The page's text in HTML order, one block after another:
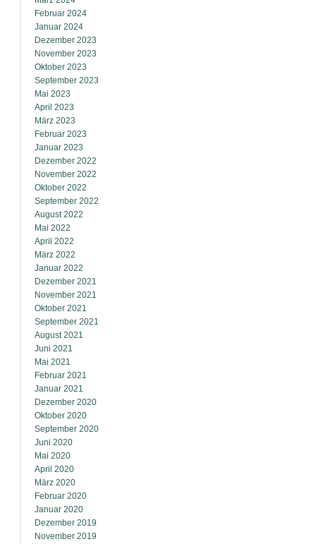
Februar 2024
Januar 2024
Dezember 2023
November 2023
Oktober 2023
September 2023
Mai 2023
April 2023
März 2023
Februar 2023
Januar 2023
Dezember 2022
November 2022
Oktober 2022
September 2022
August 2022
Mai 2022
April 2022
März 2022
Januar 2022
Dezember 2021
November 2021
Oktober 2021
September 2021
August 2021
Juni 2021
Mai 2021
Februar 2021
Januar 2021
Dezember 2020
Oktober 2020
September 2020
Juni 2020
Mai 2020
April 2020
März 2020
Februar 2020
Januar 2020
Dezember 2019
November 2019